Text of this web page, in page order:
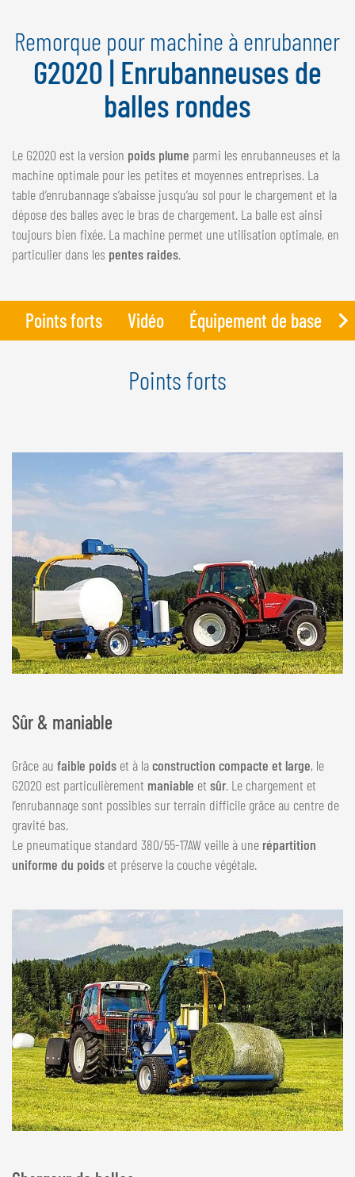
FRANÇAIS
DEUTSCH
DEUTSCH
FRANÇAIS
Remorque pour machine à enrubanner
G2020 | Enrubanneuses de
balles rondes
Le G2020 est la version poids plume parmi les enrubanneuses et la
machine optimale pour les petites et moyennes entreprises. La
table d’enrubannage s’abaisse jusqu’au sol pour le chargement et la
dépose des balles avec le bras de chargement. La balle est ainsi
toujours bien fixée. La machine permet une utilisation optimale, en
particulier dans les pentes raides.
Points forts Vidéo Équipement de base
Points forts
Sûr & maniable
Grâce au faible poids et à laconstruction compacte et large, le
G2020 est particulièrement maniable et sûr. Le chargement et
l’enrubannage sont possibles sur terrain difficile grâce au centre de
gravité bas.
Le pneumatique standard 380/55-17AW veille à une répartition
uniforme du poids et préserve la couche végétale.